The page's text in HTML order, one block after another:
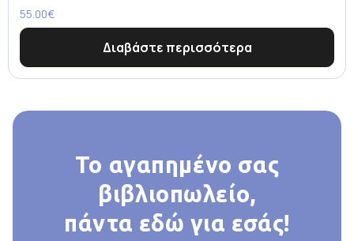
55.00€
Διαβάστε περισσότερα
Το αγαπημένο σας
βιβλιοπωλείο,
πάντα εδώ για εσάς!